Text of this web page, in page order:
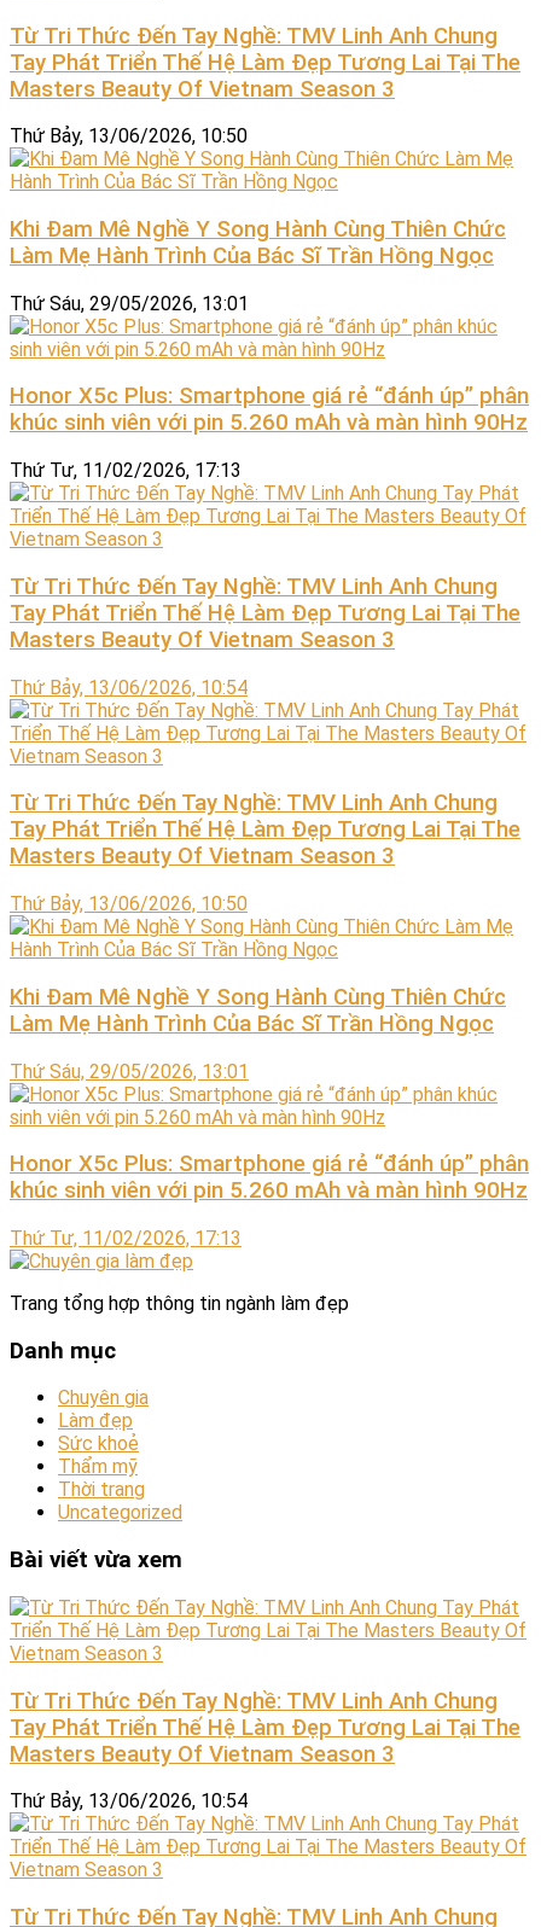
Từ Tri Thức Đến Tay Nghề: TMV Linh Anh Chung
Tay Phát Triển Thế Hệ Làm Đẹp Tương Lai Tại The
Masters Beauty Of Vietnam Season 3
Thứ Bảy, 13/06/2026, 10:50
Khi Đam Mê Nghề Y Song Hành Cùng Thiên Chức
Làm Mẹ Hành Trình Của Bác Sĩ Trần Hồng Ngọc
Thứ Sáu, 29/05/2026, 13:01
Honor X5c Plus: Smartphone giá rẻ “đánh úp” phân
khúc sinh viên với pin 5.260 mAh và màn hình 90Hz
Thứ Tư, 11/02/2026, 17:13
Từ Tri Thức Đến Tay Nghề: TMV Linh Anh Chung
Tay Phát Triển Thế Hệ Làm Đẹp Tương Lai Tại The
Masters Beauty Of Vietnam Season 3
Thứ Bảy, 13/06/2026, 10:54
Từ Tri Thức Đến Tay Nghề: TMV Linh Anh Chung
Tay Phát Triển Thế Hệ Làm Đẹp Tương Lai Tại The
Masters Beauty Of Vietnam Season 3
Thứ Bảy, 13/06/2026, 10:50
Khi Đam Mê Nghề Y Song Hành Cùng Thiên Chức
Làm Mẹ Hành Trình Của Bác Sĩ Trần Hồng Ngọc
Thứ Sáu, 29/05/2026, 13:01
Honor X5c Plus: Smartphone giá rẻ “đánh úp” phân
khúc sinh viên với pin 5.260 mAh và màn hình 90Hz
Thứ Tư, 11/02/2026, 17:13
Trang tổng hợp thông tin ngành làm đẹp
Danh mục
Chuyên gia
Làm đẹp
Sức khoẻ
Thẩm mỹ
Thời trang
Uncategorized
Bài viết vừa xem
Từ Tri Thức Đến Tay Nghề: TMV Linh Anh Chung
Tay Phát Triển Thế Hệ Làm Đẹp Tương Lai Tại The
Masters Beauty Of Vietnam Season 3
Thứ Bảy, 13/06/2026, 10:54
Từ Tri Thức Đến Tay Nghề: TMV Linh Anh Chung